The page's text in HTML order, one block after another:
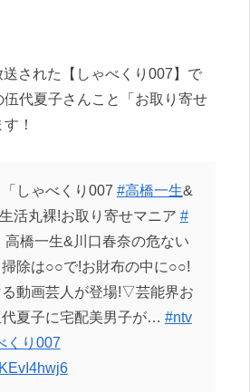
された【しゃべくり007】で
代夏子さんこと「お取り寄せ
！
しゃべくり007 #高橋一生&
活丸裸!お取り寄せマニア #
橋一生&川口春奈の危ない
除は○○で!お財布の中に○○!
動画芸人が登場!▽芸能界お
夏子に宅配美男子が… #ntv
くり 007